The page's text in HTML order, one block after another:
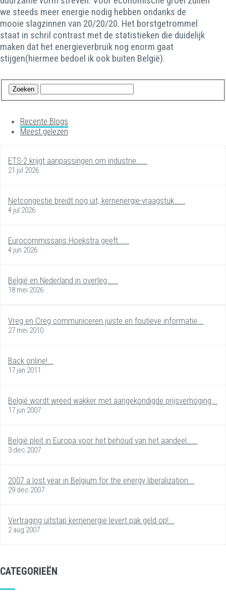
we steeds meer energie nodig hebben ondanks de
mooie slagzinnen van 20/20/20. Het borstgetrommel
staat in schril contrast met de statistieken die duidelijk
maken dat het energieverbruik nog enorm gaat
stijgen(hiermee bedoel ik ook buiten België).
Recente Blogs
Meest gelezen
ETS-2 krijgt aanpassingen om industrie…...
21 jul 2026
Netcongestie breidt nog uit, kernenergie-vraagstuk…...
4 jul 2026
Eurocommissaris Hoekstra geeft…...
4 jun 2026
België en Nederland in overleg…...
18 mei 2026
Vreg en Creg communiceren juiste en foutieve informatie...
27 mei 2010
Back online!...
17 jan 2011
België wordt wreed wakker met aangekondigde prijsverhoging...
17 jun 2007
België pleit in Europa voor het behoud van het aandeel…...
3 dec 2007
2007 a lost year in Belgium for the energy liberalization...
29 dec 2007
Vertraging uitstap kernenergie levert pak geld op!...
2 aug 2007
CATEGORIEËN